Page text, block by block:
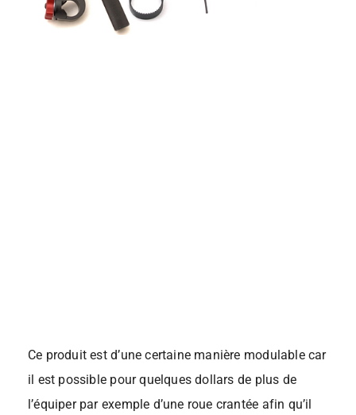
Ce produit est d’une certaine manière modulable car
il est possible pour quelques dollars de plus de
l’équiper par exemple d’une roue crantée afin qu’il